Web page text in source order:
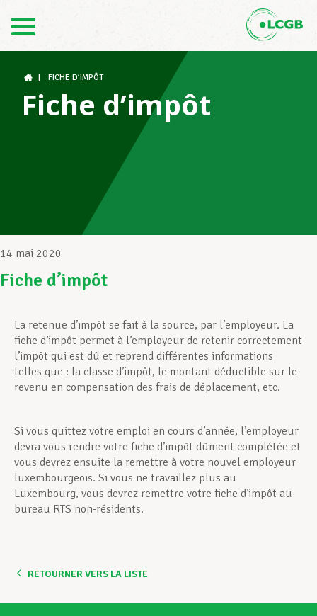
DE
Structures syndicales
Assistance au Travail
Assistance en vie privée
Devenir Membre
FICHE D’IMPÔT
Fiche d’impôt
14 mai 2020
Fiche d’impôt
La retenue d’impôt se fait à la source, par l’employeur. La
fiche d’impôt permet à l’employeur de retenir correctement
l’impôt qui est dû et reprend différentes informations
telles que : la classe d’impôt, le montant déductible sur le
revenu en compensation des frais de déplacement, etc.
Si vous quittez votre emploi en cours d’année, l’employeur
devra vous rendre votre fiche d’impôt dûment complétée et
vous devrez ensuite la remettre à votre nouvel employeur
luxembourgeois. Si vous ne travaillez plus au
Luxembourg, vous devrez remettre votre fiche d’impôt au
bureau RTS non-résidents.
RETOURNER VERS LA LISTE